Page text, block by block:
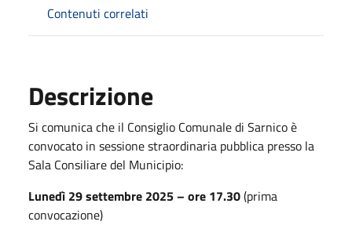
Contenuti correlati
Descrizione
Si comunica che il Consiglio Comunale di Sarnico è
convocato in sessione straordinaria pubblica presso la
Sala Consiliare del Municipio:
Lunedì 29 settembre 2025 – ore 17.30(prima
convocazione)